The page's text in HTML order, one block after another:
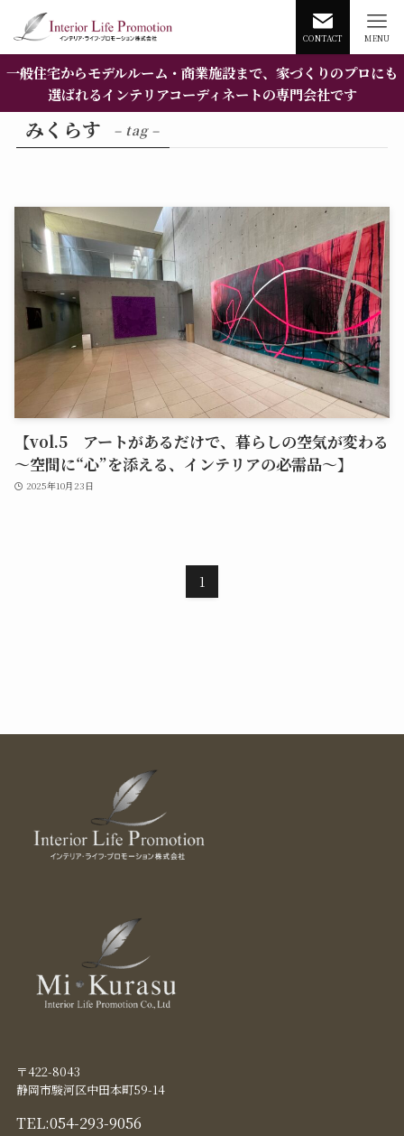
CONTACT MENU
一般住宅からモデルルーム・商業施設まで、家づくりのプロにも
選ばれるインテリアコーディネートの専門会社です
みくらす – tag –
【vol.5 アートがあるだけで、暮らしの空気が変わる
～空間に“心”を添える、インテリアの必需品～】
2025年10月23日
1
〒422-8043
静岡市駿河区中田本町59-14
TEL:054-293-9056